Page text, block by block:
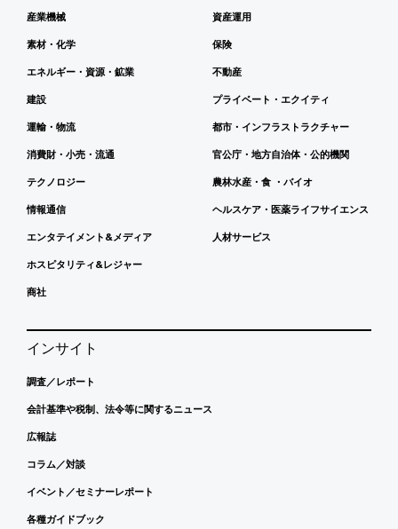
産業機械
素材・化学
エネルギー・資源・鉱業
建設
運輸・物流
消費財・小売・流通
テクノロジー
情報通信
エンタテイメント&メディア
ホスピタリティ&レジャー
商社
資産運用
保険
不動産
プライベート・エクイティ
都市・インフラストラクチャー
官公庁・地方自治体・公的機関
農林水産・食 ・バイオ
ヘルスケア・医薬ライフサイエンス
人材サービス
インサイト
調査／レポート
会計基準や税制、法令等に関するニュース
広報誌
コラム／対談
イベント／セミナーレポート
各種ガイドブック